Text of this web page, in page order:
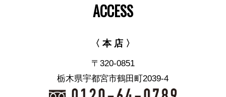
ACCESS
〈 本 店 〉
〒320-0851
栃木県宇都宮市鶴田町2039-4